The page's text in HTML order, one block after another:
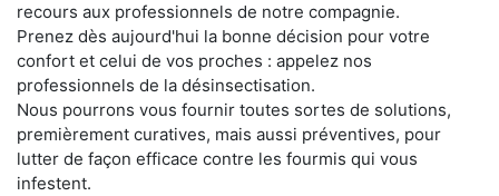
recours aux professionnels de notre compagnie.
Prenez dès aujourd'hui la bonne décision pour votre
confort et celui de vos proches : appelez nos
professionnels de la désinsectisation.
Nous pourrons vous fournir toutes sortes de solutions,
premièrement curatives, mais aussi préventives, pour
lutter de façon efficace contre les fourmis qui vous
infestent.